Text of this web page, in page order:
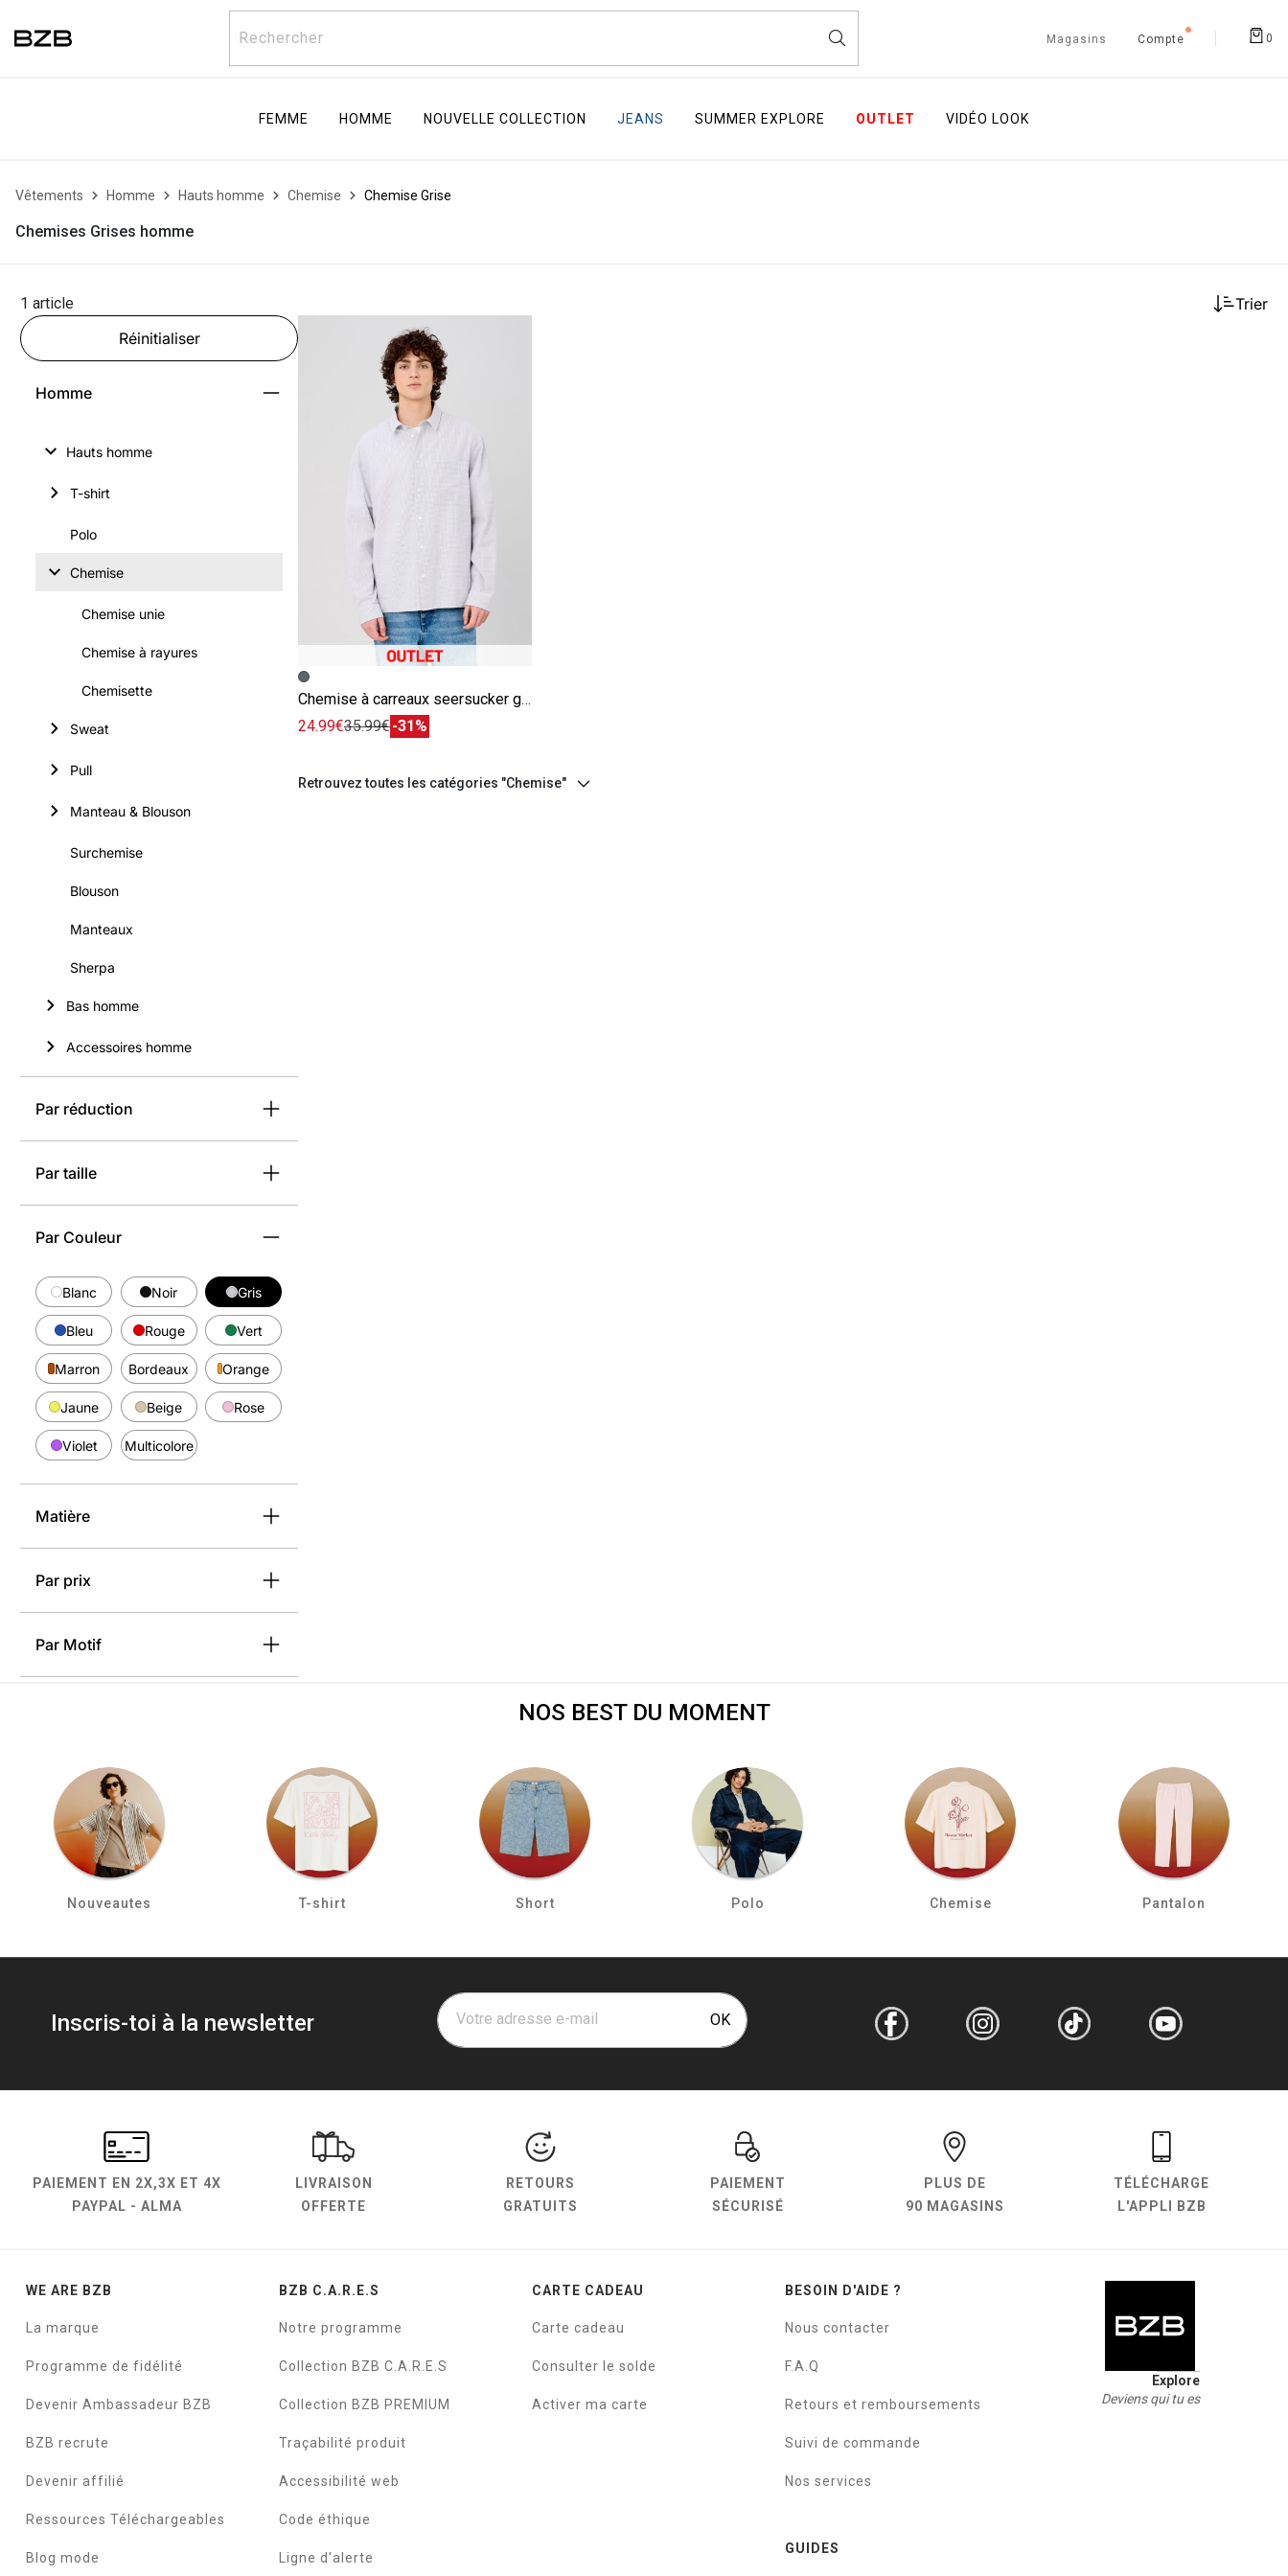
Rechercher Magasins Compte 0
FEMME HOMME NOUVELLE COLLECTION JEANS SUMMER EXPLORE OUTLET VIDÉO LOOK
Vêtements Homme Hauts homme Chemise Chemise Grise
Chemises Grises homme
1 article
Trier
Réinitialiser
Homme
Hauts homme
T-shirt
Polo
Chemise
Chemise unie
Chemise à rayures
Chemisette
Sweat
Pull
Manteau & Blouson
Surchemise
Blouson
Manteaux
Sherpa
Bas homme
Accessoires homme
Par réduction
Par taille
Par Couleur
Blanc Noir Gris
Bleu Rouge Vert
Marron Bordeaux Orange
Jaune Beige Rose
Violet Multicolore
Matière
Par prix
Par Motif
Image précédente
Image suivante
Chemise à carreaux seersucker grise
24.99€35.99€-31%
Retrouvez toutes les catégories "Chemise"
NOS BEST DU MOMENT
Nouveautes T-shirt Short Polo Chemise Pantalon
Inscris-toi à la newsletter Votre adresse e-mail OK
PAIEMENT EN 2X,3X ET 4X
PAYPAL - ALMA
LIVRAISON
OFFERTE
RETOURS
GRATUITS
PAIEMENT
SÉCURISÉ
PLUS DE
90 MAGASINS
TÉLÉCHARGE
L'APPLI BZB
WE ARE BZB
La marque
Programme de fidélité
Devenir Ambassadeur BZB
BZB recrute
Devenir affilié
Ressources Téléchargeables
Blog mode
BZB C.A.R.E.S
Notre programme
Collection BZB C.A.R.E.S
Collection BZB PREMIUM
Traçabilité produit
Accessibilité web
Code éthique
Ligne d'alerte
CARTE CADEAU
Carte cadeau
Consulter le solde
Activer ma carte
BESOIN D'AIDE ?
Nous contacter
F.A.Q
Retours et remboursements
Suivi de commande
Nos services
GUIDES
Explore
Deviens qui tu es